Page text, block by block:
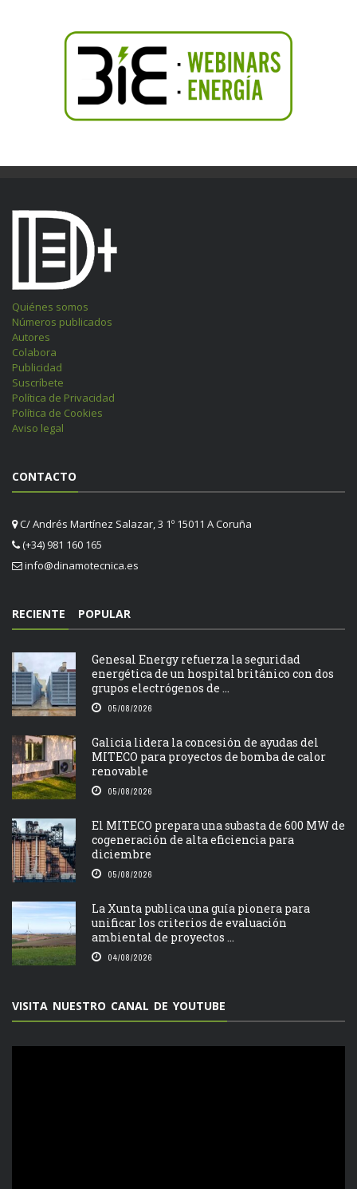
Quiénes somos
Números publicados
Autores
Colabora
Publicidad
Suscríbete
Política de Privacidad
Política de Cookies
Aviso legal
CONTACTO
C/ Andrés Martínez Salazar, 3 1º 15011 A Coruña
(+34) 981 160 165
info@dinamotecnica.es
RECIENTE POPULAR
Genesal Energy refuerza la seguridad
energética de un hospital británico con dos
grupos electrógenos de ...
05/08/2026
Galicia lidera la concesión de ayudas del
MITECO para proyectos de bomba de calor
renovable
05/08/2026
El MITECO prepara una subasta de 600 MW de
cogeneración de alta eficiencia para
diciembre
05/08/2026
La Xunta publica una guía pionera para
unificar los criterios de evaluación
ambiental de proyectos ...
04/08/2026
VISITA NUESTRO CANAL DE YOUTUBE